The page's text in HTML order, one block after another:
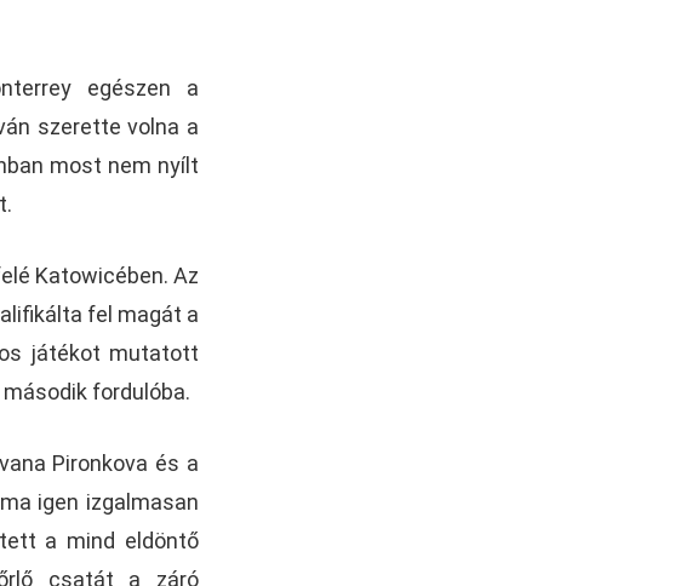
egészen a
szerette volna a
most nem nyílt
Katowicében. Az
fel magát a
játékot mutatott
fordulóba.
Pironkova és a
igen izgalmasan
a mind eldöntő
csatát a záró